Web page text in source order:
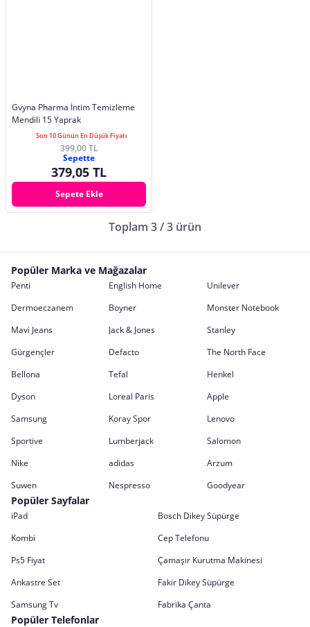
Gvyna Pharma İntim Temizleme
Mendili 15 Yaprak
Son 10 Günün En Düşük Fiyatı
399,00 TL
Sepette
379,05 TL
Sepete Ekle
Toplam 3 / 3 ürün
Popüler Marka ve Mağazalar
Penti English Home
Unilever
Dermoeczanem
Boyner
Monster Notebook
Mavi Jeans
Jack & Jones
Stanley
Gürgençler
Defacto
The North Face
Bellona
Tefal
Henkel
Dyson
Loreal Paris
Apple
Samsung
Koray Spor
Lenovo
Sportive
Lumberjack
Salomon
Nike
adidas
Arzum
Suwen
Nespresso Goodyear
Popüler Sayfalar
iPad
Bosch Dikey Süpürge
Kombi
Cep Telefonu
Ps5 Fiyat
Çamaşır Kurutma Makinesi
Ankastre Set
Fakir Dikey Süpürge
Samsung Tv
Fabrika Çanta
Popüler Telefonlar